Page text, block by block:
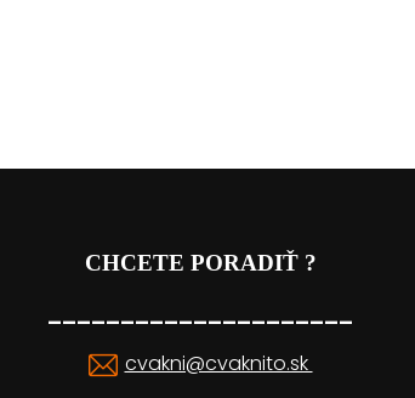
CHCETE PORADIŤ ?
_____________________
cvakni@cvaknito.sk